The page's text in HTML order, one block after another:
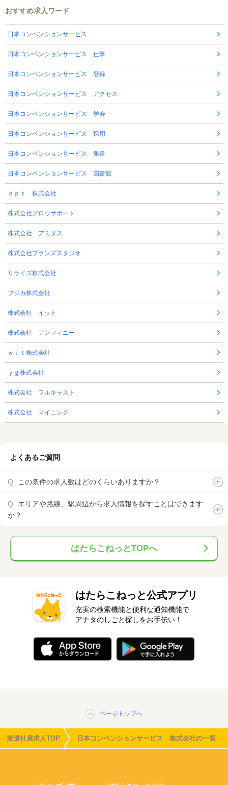
おすすめ求人ワード
日本コンベンションサービス
日本コンベンションサービス 仕事
日本コンベンションサービス 登録
日本コンベンションサービス アクセス
日本コンベンションサービス 学会
日本コンベンションサービス 採用
日本コンベンションサービス 派遣
日本コンベンションサービス 図書館
ｄｐｔ 株式会社
株式会社グロウサポート
株式会社 アミダス
株式会社プランズスタジオ
リライズ株式会社
フジカ株式会社
株式会社 イット
株式会社 アンフィニー
ｗｉｔ株式会社
ｙｇ株式会社
株式会社 フルキャスト
株式会社 マイニング
よくあるご質問
この条件の求人数はどのくらいありますか？
エリアや路線、駅周辺から求人情報を探すことはできます
か？
はたらこねっとTOPへ
はたらこねっと公式アプリ
充実の検索機能と便利な通知機能で
アナタのしごと探しをお手伝い！
ページトップへ
派遣社員求人TOP 日本コンベンションサービス 株式会社の一覧